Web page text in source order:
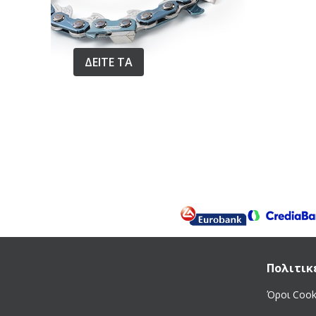
Oleomac
Oregon
PA-Made in Italy
ΔΕΙΤΕ ΤΑ
Όροι